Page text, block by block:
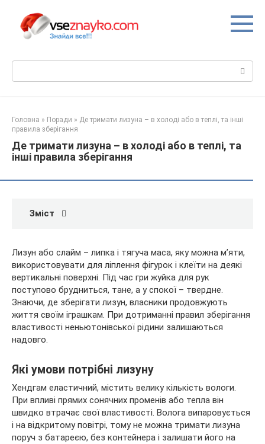
вмісту
Головна » Поради » Де тримати лизуна – в холоді або в теплі, та інші
правила зберігання
Де тримати лизуна – в холоді або в теплі, та
інші правила зберігання
Зміст
Лизун або слайм – липка і тягуча маса, яку можна м’яти,
використовувати для ліплення фігурок і клеїти на деякі
вертикальні поверхні. Під час гри жуйка для рук
поступово брудниться, тане, а у спокої – твердне.
Знаючи, де зберігати лизун, власники продовжують
життя своїм іграшкам. При дотриманні правил зберігання
властивості неньютонівської рідини залишаються
надовго.
Які умови потрібні лизуну
Хендгам еластичний, містить велику кількість вологи.
При впливі прямих сонячних променів або тепла він
швидко втрачає свої властивості. Волога випаровується
і на відкритому повітрі, тому не можна тримати лизуна
поруч з батареєю, без контейнера і залишати його на